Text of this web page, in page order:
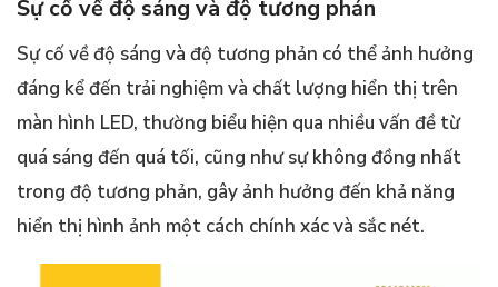
Sự cố về độ sáng và độ tương phản
Sự cố về độ sáng và độ tương phản có thể ảnh hưởng
đáng kể đến trải nghiệm và chất lượng hiển thị trên
màn hình LED, thường biểu hiện qua nhiều vấn đề từ
quá sáng đến quá tối, cũng như sự không đồng nhất
trong độ tương phản, gây ảnh hưởng đến khả năng
hiển thị hình ảnh một cách chính xác và sắc nét.